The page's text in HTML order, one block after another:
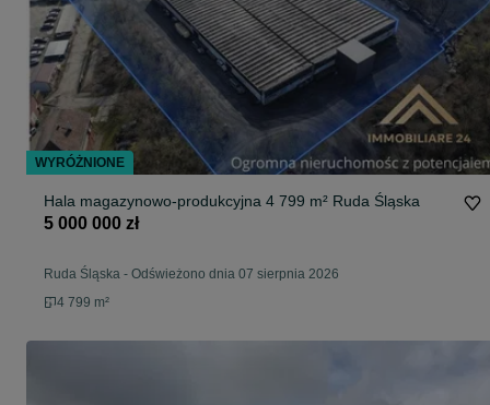
Hala magazynowo-produkcyjna 4 799 m² Ruda Śląska
5 000 000 zł
Ruda Śląska - Odświeżono dnia 07 sierpnia 2026
4 799 m²
WYRÓŻNIONE